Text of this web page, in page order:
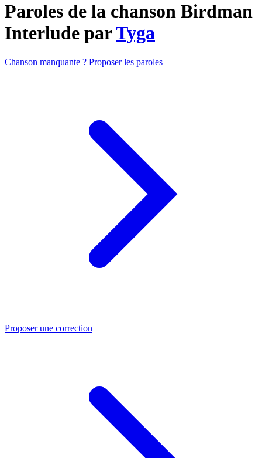
Paroles de la chanson Birdman
Interlude parTyga
Chanson manquante ? Proposer les paroles
Proposer une correction